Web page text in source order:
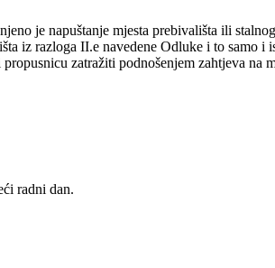
je napuštanje mjesta prebivališta ili
iz razloga II.e navedene Odluke i to samo i
propusnicu zatražiti podnošenjem zahtjeva na
radni dan.